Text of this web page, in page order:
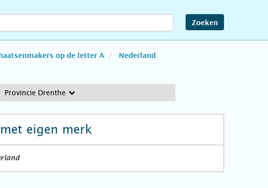
Zoeken
op de letter A
Nederland
Provincie Drenthe
met eigen merk